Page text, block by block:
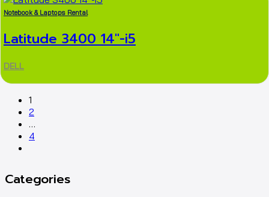
Notebook & Laptops Rental
Latitude 3400 14″-i5
DELL
1
2
…
4
Categories